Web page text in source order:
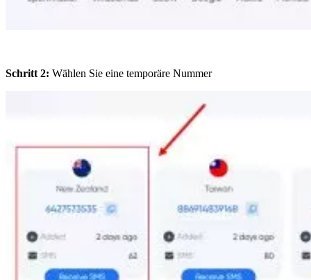
Schritt 2: Wählen Sie eine temporäre Nummer